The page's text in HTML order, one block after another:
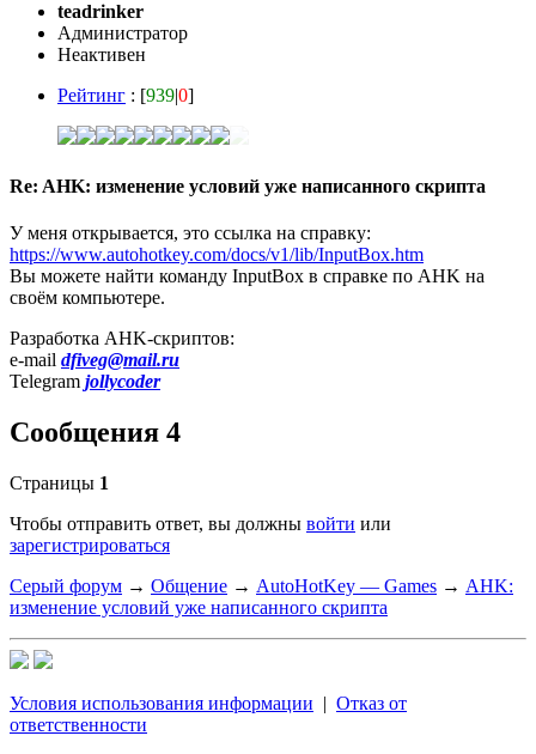
teadrinker
Администратор
Неактивен
Рейтинг : [939|0]
Re: AHK: изменение условий уже написанного скрипта
У меня открывается, это ссылка на справку:
https://www.autohotkey.com/docs/v1/lib/InputBox.htm
Вы можете найти команду InputBox в справке по AHK на
своём компьютере.
Разработка AHK-скриптов:
e-mail dfiveg@mail.ru
Telegram jollycoder
Сообщения 4
Страницы 1
Чтобы отправить ответ, вы должны войти или
зарегистрироваться
Серый форум → Общение → AutoHotKey — Games → AHK:
изменение условий уже написанного скрипта
Условия использования информации | Отказ от
ответственности